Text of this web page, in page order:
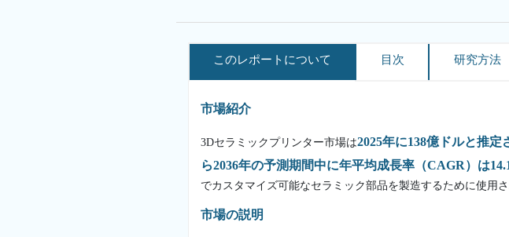
このレポートについて 目次 研究方法
市場紹介
3Dセラミックプリンター市場は2025年に138億ドルと推定
ら2036年の予測期間中に年平均成長率（CAGR）は
でカスタマイズ可能なセラミック部品を製造するために使用
市場の説明